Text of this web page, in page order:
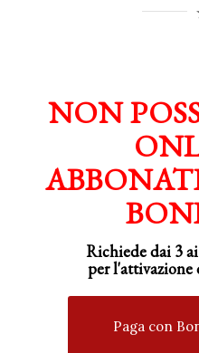
NON
Richiede dai 3
perl'attivazione
Paga con